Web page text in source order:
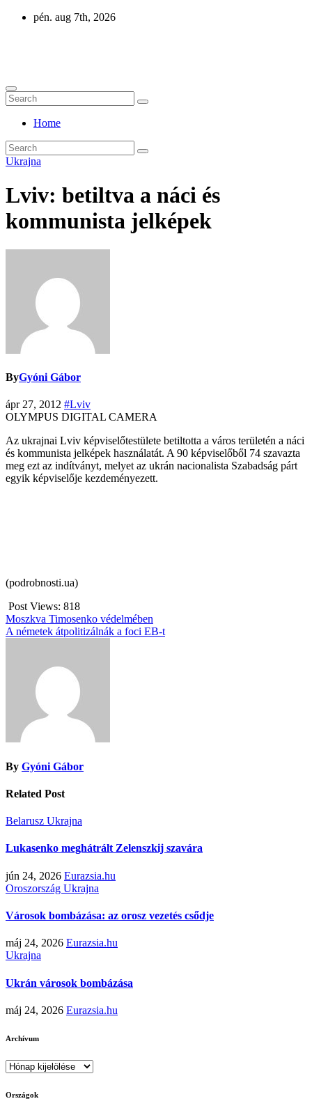
Skip
pén. aug 7th, 2026
Home
Ukrajna
Lviv: betiltva a náci és
kommunista jelképek
ByGyóni Gábor
ápr 27, 2012 #Lviv
OLYMPUS DIGITAL CAMERA
Az ukrajnai Lviv képviselőtestülete betiltotta a város területén a náci
és kommunista jelképek használatát. A 90 képviselőből 74 szavazta
meg ezt az indítványt, melyet az ukrán nacionalista Szabadság párt
egyik képviselője kezdeményezett.
(podrobnosti.ua)
Post Views: 818
Bejegyzés
navigáció
Moszkva Timosenko védelmében
A németek átpolitizálnák a foci EB-t
By Gyóni Gábor
Related Post
Belarusz Ukrajna
Lukasenko meghátrált Zelenszkij szavára
jún 24, 2026 Eurazsia.hu
Oroszország Ukrajna
Városok bombázása: az orosz vezetés csődje
máj 24, 2026 Eurazsia.hu
Ukrajna
Ukrán városok bombázása
máj 24, 2026 Eurazsia.hu
Archívum
Archívum
Országok